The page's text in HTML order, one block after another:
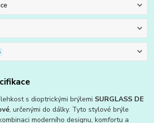
s dioptrickými brýlemi SURGLASS DE
, určenými do dálky. Tyto stylové brýle
moderního designu, komfortu a